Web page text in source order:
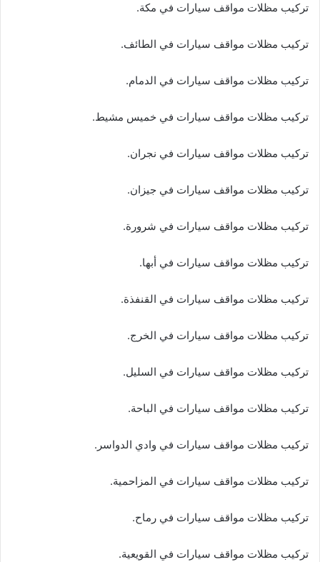
تركيب مظلات مواقف سيارات في مكة.
تركيب مظلات مواقف سيارات في الطائف.
تركيب مظلات مواقف سيارات في الدمام.
تركيب مظلات مواقف سيارات في خميس مشيط.
تركيب مظلات مواقف سيارات في نجران.
تركيب مظلات مواقف سيارات في جيزان.
تركيب مظلات مواقف سيارات في شرورة.
تركيب مظلات مواقف سيارات في أبها.
تركيب مظلات مواقف سيارات في القنفذة.
تركيب مظلات مواقف سيارات في الخرج.
تركيب مظلات مواقف سيارات في السليل.
تركيب مظلات مواقف سيارات في الباحة.
تركيب مظلات مواقف سيارات في وادي الدواسر.
تركيب مظلات مواقف سيارات في المزاحمية.
تركيب مظلات مواقف سيارات في رماح.
تركيب مظلات مواقف سيارات في القويعية.